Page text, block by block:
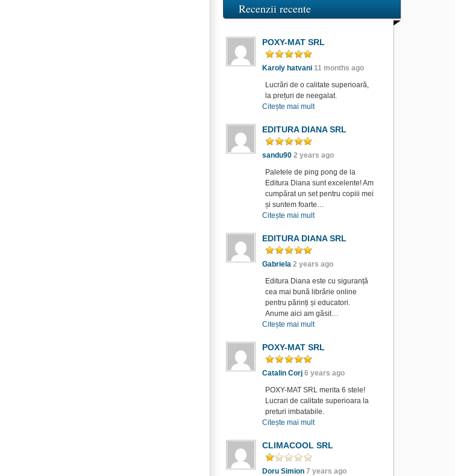
Recenzii recente
POXY-MAT SRL
Karoly hatvani 11 months ago
Lucrări de o calitate superioară,
la prețuri de neegalat.
Citește mai mult
EDITURA DIANA SRL
sandu90 2 years ago
Paletele de ping pong de la
Editura Diana sunt excelente! Am
cumpărat un set pentru copiii mei
și suntem foarte…
Citește mai mult
EDITURA DIANA SRL
Gabriela 2 years ago
Editura Diana este cu siguranță
cea mai bună librărie online
pentru părinți și educatori.
Anume aici am găsit…
Citește mai mult
POXY-MAT SRL
Catalin Corj 6 years ago
POXY-MAT SRL merita 6 stele!
Lucrari de calitate superioara la
preturi imbatabile.
Citește mai mult
CLIMACOOL SRL
Doru Simion 7 years ago